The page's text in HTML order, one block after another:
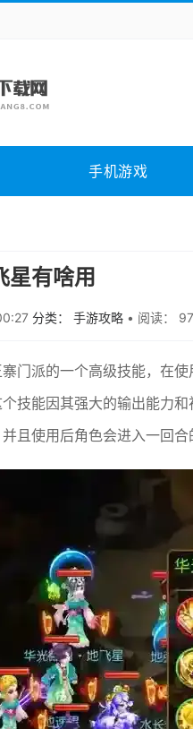
游戏
它类别 图形软件
未分类
手机游戏
星有啥用
分类： 手游攻略 • 阅读：
门派的一个高级技能，在
技能因其强大的输出能力
且使用后角色会进入一回合